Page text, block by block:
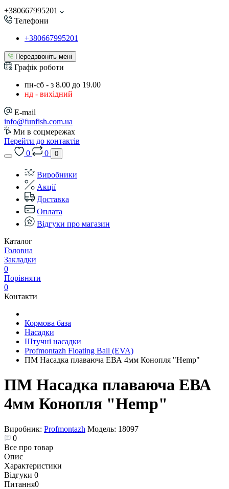
+380667995201
Телефони
+380667995201
Передзвоніть мені
Графік роботи
пн-сб - з 8.00 до 19.00
нд - вихідний
E-mail
info@funfish.com.ua
Ми в соцмережах
Перейти до контактів
0
0 0
Виробники
Акції
Доставка
Оплата
Відгуки про магазин
Каталог
Головна
Закладки
0
Порівняти
0
Контакти
Кормова база
Насадки
Штучні насадки
Profmontazh Floating Ball (EVA)
ПМ Насадка плаваюча ЕВА 4мм Конопля "Hemp"
ПМ Насадка плаваюча ЕВА
4мм Конопля "Hemp"
Виробник: Profmontazh Модель: 18097
0
Все про товар
Опис
Характеристики
Відгуки 0
Питання0